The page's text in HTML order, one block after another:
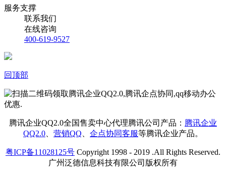
服务支撑
联系我们
在线咨询
400-619-9527
回顶部
腾讯企业QQ2.0全国售卖中心代理腾讯公司产品： 腾讯企业
QQ2.0
营销QQ 企点协同客服等腾讯企业产品。
粤ICP备11028125号 Copyright 1998 - 2019 .All Rights Reserved.
广州泛德信息科技有限公司版权所有